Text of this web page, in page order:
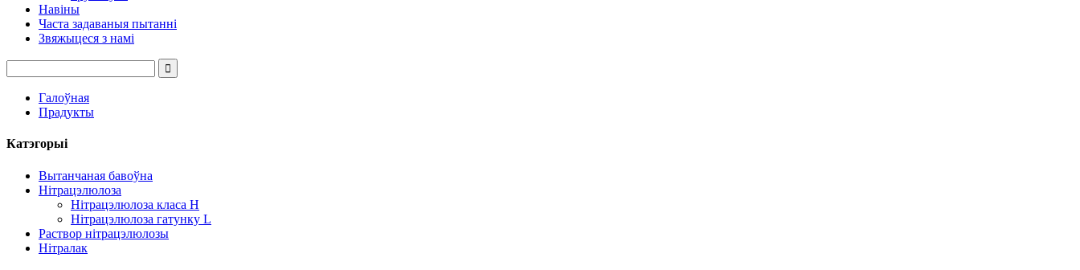
Навіны
Часта задаваныя пытанні
Звяжыцеся з намі
Галоўная
Прадукты
Катэгорыі
Вытанчаная бавоўна
Нітрацэлюлоза
Нітрацэлюлоза класа H
Нітрацэлюлоза гатунку L
Раствор нітрацэлюлозы
Нітралак